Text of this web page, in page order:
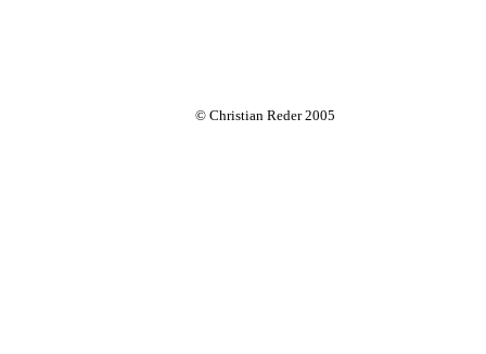
© Christian Reder 2005